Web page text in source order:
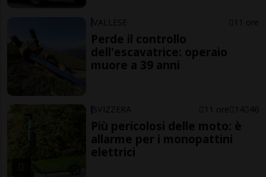
VALLESE 11 ore
Perde il controllo
dell'escavatrice: operaio
muore a 39 anni
SVIZZERA 11 ore 14 46
Più pericolosi delle moto: è
allarme per i monopattini
elettrici